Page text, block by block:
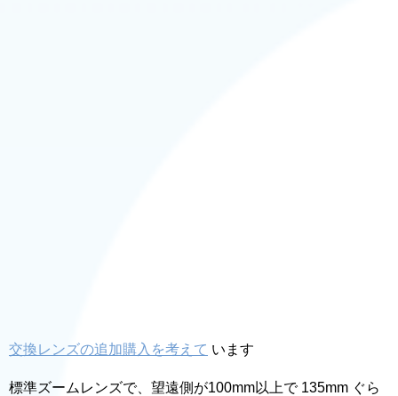
交換レンズの追加購入を考えて います
標準ズームレンズで、望遠側が100mm以上で 135mm ぐら